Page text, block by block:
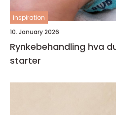
inspiration
10. January 2026
Rynkebehandling hva du bør vite før du
starter